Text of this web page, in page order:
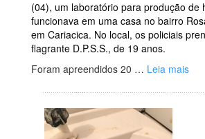
(04), um laboratório para produção de
funcionava em uma casa no bairro
em Cariacica. No local, os policiais
flagrante D.P.S.S., de 19 anos.
Foram apreendidos 20 … Leia mais